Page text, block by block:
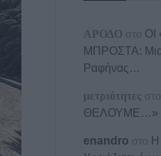
ΑΡΟΔΟ στο
ΜΠΡΟΣΤΑ: Μια
Ραφήνας…
μετριότητες στο
ΘΕΛΟΥΜΕ…»
enandro στο Η